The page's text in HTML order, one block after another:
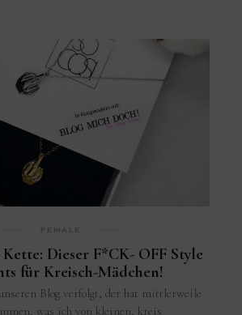
FEMALE
Dieser F*CK- OFF Style
für Kreisch-Mädchen!
Blog verfolgt, der hat mittlerweile
was ich von kleinen, kreis